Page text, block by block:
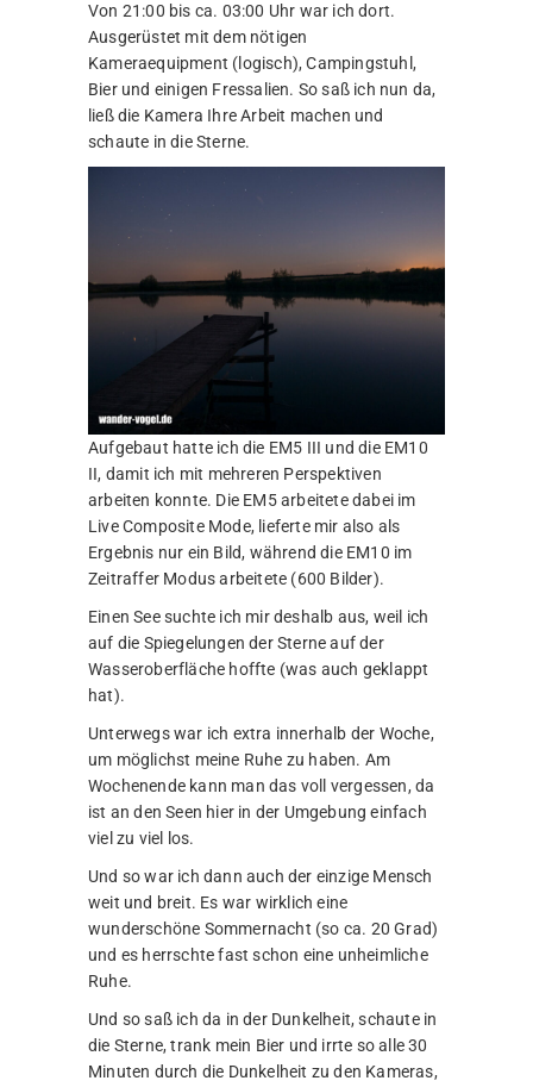
Von 21:00 bis ca. 03:00 Uhr war ich dort.
Ausgerüstet mit dem nötigen
Kameraequipment (logisch), Campingstuhl,
Bier und einigen Fressalien. So saß ich nun da,
ließ die Kamera Ihre Arbeit machen und
schaute in die Sterne.
Aufgebaut hatte ich die EM5 III und die EM10
II, damit ich mit mehreren Perspektiven
arbeiten konnte. Die EM5 arbeitete dabei im
Live Composite Mode, lieferte mir also als
Ergebnis nur ein Bild, während die EM10 im
Zeitraffer Modus arbeitete (600 Bilder).
Einen See suchte ich mir deshalb aus, weil ich
auf die Spiegelungen der Sterne auf der
Wasseroberfläche hoffte (was auch geklappt
hat).
Unterwegs war ich extra innerhalb der Woche,
um möglichst meine Ruhe zu haben. Am
Wochenende kann man das voll vergessen, da
ist an den Seen hier in der Umgebung einfach
viel zu viel los.
Und so war ich dann auch der einzige Mensch
weit und breit. Es war wirklich eine
wunderschöne Sommernacht (so ca. 20 Grad)
und es herrschte fast schon eine unheimliche
Ruhe.
Und so saß ich da in der Dunkelheit, schaute in
die Sterne, trank mein Bier und irrte so alle 30
Minuten durch die Dunkelheit zu den Kameras,